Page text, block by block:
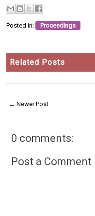
Posted in: Proceedings
Related Posts
← Newer Post
0 comments:
Post a Comment